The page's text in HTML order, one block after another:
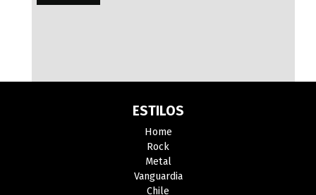
ESTILOS
Home
Rock
Metal
Vanguardia
Chile